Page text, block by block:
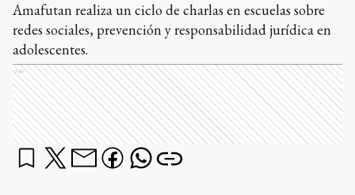
Amafutan realiza un ciclo de charlas en escuelas sobre
redes sociales, prevención y responsabilidad jurídica en
adolescentes.
Ads